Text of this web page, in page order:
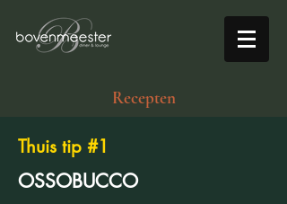
Recepten
Thuis tip #1
OSSOBUCCO